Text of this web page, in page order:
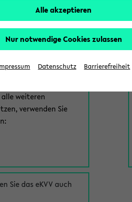
eKVV. Bitte wählen Sie die für
weiteren
verwenden Sie
Sie das eKVV auch
Alle akzeptieren
Nur notwendige Cookies zulassen
Datenschutz Barrierefreiheit